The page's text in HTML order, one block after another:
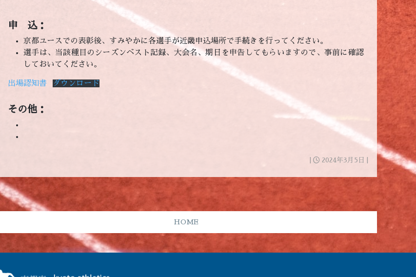
申 込：
京都ユースでの表彰後、すみやかに各選手が近畿申込場所で手続きを行ってください。
選手は、当該種目のシーズンベスト記録、大会名、期日を申告してもらいますので、事前に確認
しておいてください。
出場認知書 ダウンロード
その他：
2024年3月5日 |
HOME